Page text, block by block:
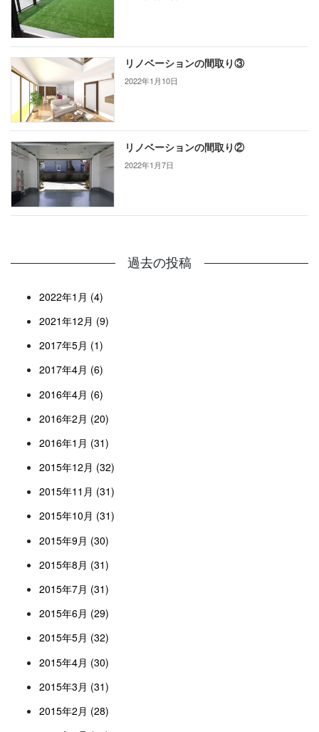
リノベーションの間取り③
2022年1月10日
リノベーションの間取り②
2022年1月7日
過去の投稿
2022年1月 (4)
2021年12月 (9)
2017年5月 (1)
2017年4月 (6)
2016年4月 (6)
2016年2月 (20)
2016年1月 (31)
2015年12月 (32)
2015年11月 (31)
2015年10月 (31)
2015年9月 (30)
2015年8月 (31)
2015年7月 (31)
2015年6月 (29)
2015年5月 (32)
2015年4月 (30)
2015年3月 (31)
2015年2月 (28)